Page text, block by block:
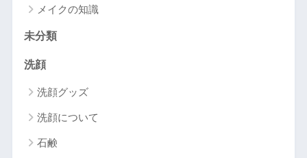
メイクの知識
未分類
洗顔
洗顔グッズ
洗顔について
石鹸